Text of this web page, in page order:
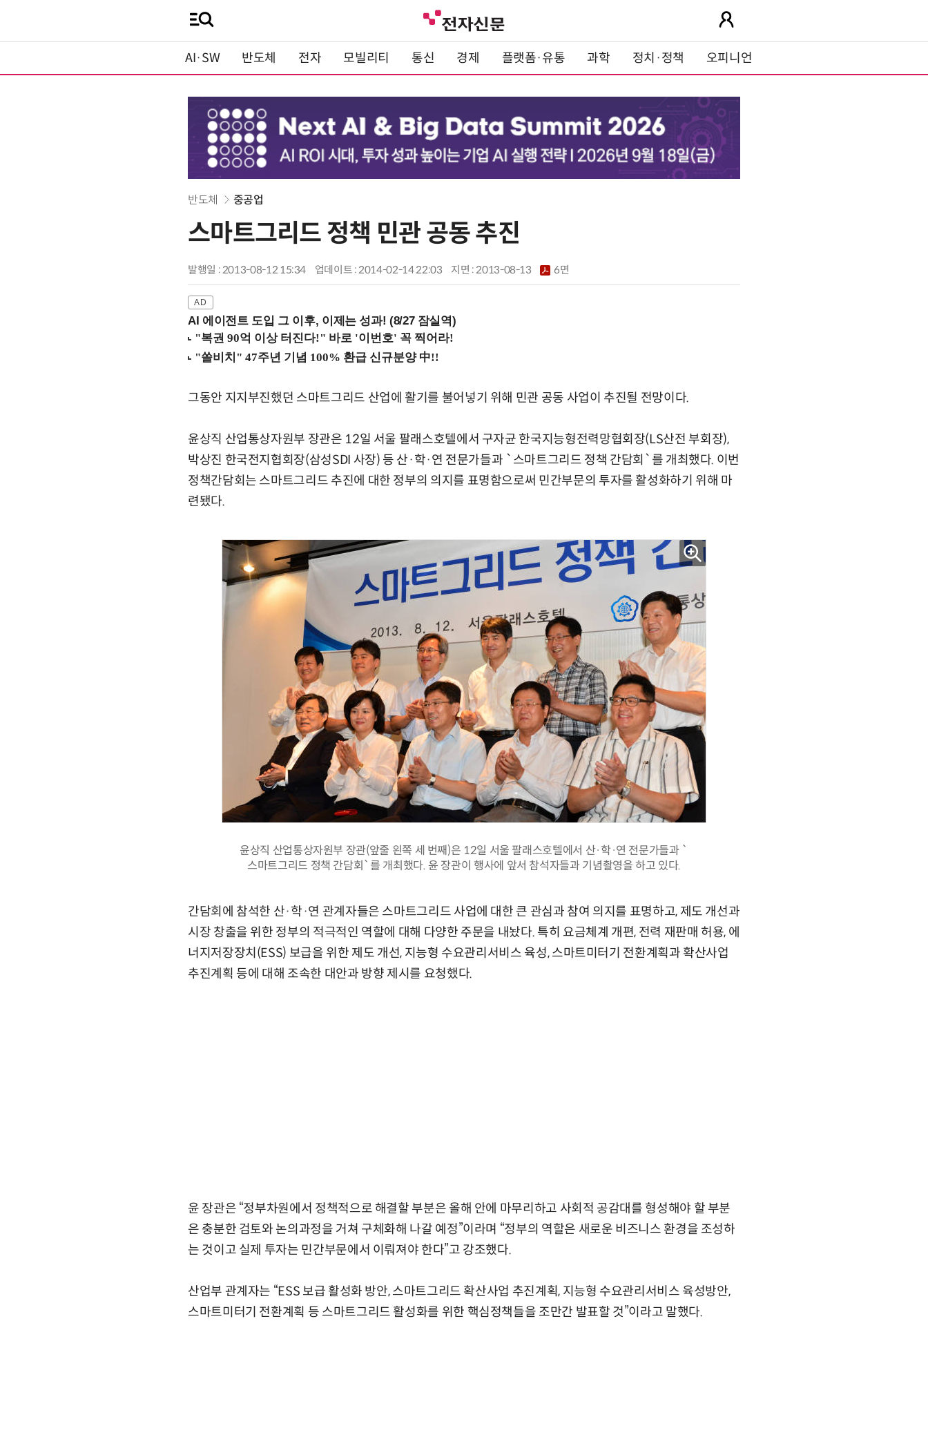
AI·SW 반도체 전자 모빌리티 통신 경제 플랫폼·유통 과학 정치·정책 오피니언
반도체 중공업
스마트그리드 정책 민관 공동 추진
발행일 : 2013-08-12 15:34 업데이트 : 2014-02-14 22:03 지면 :2013-08-13 6면
AI 에이전트 도입 그 이후, 이제는 성과! (8/27 잠실역)
그동안 지지부진했던 스마트그리드 산업에 활기를 불어넣기 위해 민관 공동 사업이 추진될 전망이다.
윤상직 산업통상자원부 장관은 12일 서울 팔래스호텔에서 구자균 한국지능형전력망협회장(LS산전 부회장),
박상진 한국전지협회장(삼성SDI 사장) 등 산·학·연 전문가들과 `스마트그리드 정책 간담회`를 개최했다. 이번
정책간담회는 스마트그리드 추진에 대한 정부의 의지를 표명함으로써 민간부문의 투자를 활성화하기 위해 마
련됐다.
윤상직 산업통상자원부 장관(앞줄 왼쪽 세 번째)은 12일 서울 팔래스호텔에서 산·학·연 전문가들과 `
스마트그리드 정책 간담회`를 개최했다. 윤 장관이 행사에 앞서 참석자들과 기념촬영을 하고 있다.
간담회에 참석한 산·학·연 관계자들은 스마트그리드 사업에 대한 큰 관심과 참여 의지를 표명하고, 제도 개선과
시장 창출을 위한 정부의 적극적인 역할에 대해 다양한 주문을 내놨다. 특히 요금체계 개편, 전력 재판매 허용, 에
너지저장장치(ESS) 보급을 위한 제도 개선, 지능형 수요관리서비스 육성, 스마트미터기 전환계획과 확산사업
추진계획 등에 대해 조속한 대안과 방향 제시를 요청했다.
윤 장관은 “정부차원에서 정책적으로 해결할 부분은 올해 안에 마무리하고 사회적 공감대를 형성해야 할 부분
은 충분한 검토와 논의과정을 거쳐 구체화해 나갈 예정”이라며 “정부의 역할은 새로운 비즈니스 환경을 조성하
는 것이고 실제 투자는 민간부문에서 이뤄져야 한다”고 강조했다.
산업부 관계자는 “ESS 보급 활성화 방안, 스마트그리드 확산사업 추진계획, 지능형 수요관리서비스 육성방안,
스마트미터기 전환계획 등 스마트그리드 활성화를 위한 핵심정책들을 조만간 발표할 것”이라고 말했다.